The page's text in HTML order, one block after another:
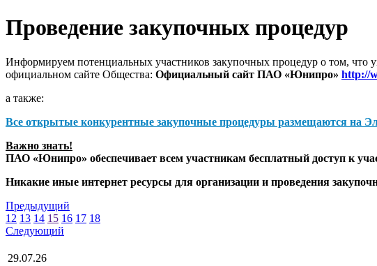
Проведение закупочных процедур
Информируем потенциальных участников закупочных процедур о том,
официальном сайте Общества: Официальный сайт ПАО «Юнипро» http://
а также:
Все открытые конкурентные закупочные процедуры размещаются на
Важно знать!
ПАО «Юнипро» обеспечивает всем участникам бесплатный доступ к
Никакие иные интернет ресурсы для организации и проведения
Предыдущий
12 13 14 15 16 17 18
Следующий
29.07.26